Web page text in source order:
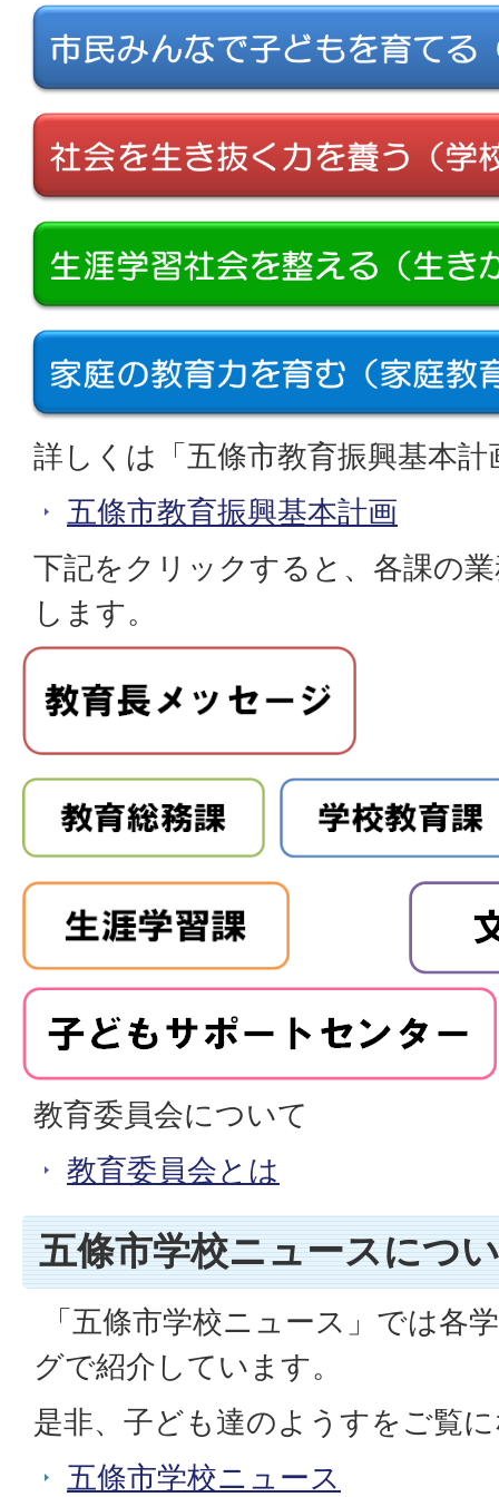
詳しくは「五條市教育振興基本
五條市教育振興基本計画
下記をクリックすると、各課の
します。
教育委員会について
教育委員会とは
五條市学校ニュースにつ
「五條市学校ニュース」では各
グで紹介しています。
是非、子ども達のようすをご覧
五條市学校ニュース